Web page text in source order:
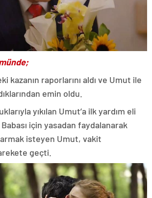
kazanın raporlarını aldı ve Umut ile
emin oldu.
yıkılan Umut’a ilk yardım eli
Babası için yasadan faydalanarak
isteyen Umut, vakit
geçti.